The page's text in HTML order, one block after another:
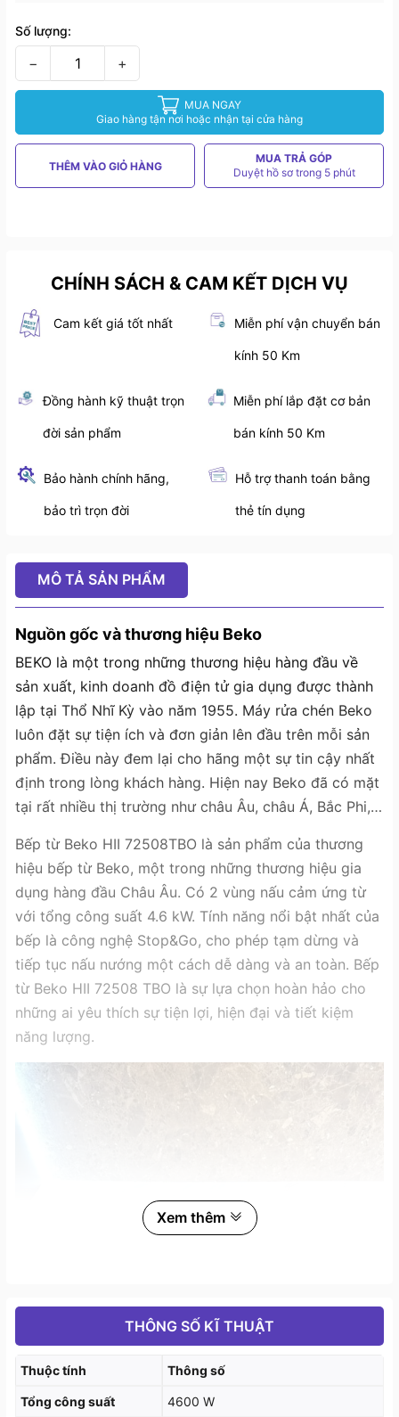
Số lượng:
− +
MUA NGAY
Giao hàng tận nơi hoặc nhận tại cửa hàng
THÊM VÀO GIỎ HÀNG
MUA TRẢ GÓP
Duyệt hồ sơ trong 5 phút
CHÍNH SÁCH & CAM KẾT DỊCH VỤ
Cam kết giá tốt nhất Miễn phí vận chuyển bán
kính 50 Km
Đồng hành kỹ thuật trọn
đời sản phẩm
Miễn phí lắp đặt cơ bản
bán kính 50 Km
Bảo hành chính hãng,
bảo trì trọn đời
Hỗ trợ thanh toán bằng
thẻ tín dụng
MÔ TẢ SẢN PHẨM
Nguồn gốc và thương hiệu Beko
BEKO là một trong những thương hiệu hàng đầu về
sản xuất, kinh doanh đồ điện tử gia dụng được thành
lập tại Thổ Nhĩ Kỳ vào năm 1955. Máy rửa chén Beko
luôn đặt sự tiện ích và đơn giản lên đầu trên mỗi sản
phẩm. Điều này đem lại cho hãng một sự tin cậy nhất
định trong lòng khách hàng. Hiện nay Beko đã có mặt
tại rất nhiều thị trường như châu Âu, châu Á, Bắc Phi,…
Bếp từ Beko HII 72508TBO là sản phẩm của thương
hiệu bếp từ Beko, một trong những thương hiệu gia
dụng hàng đầu Châu Âu. Có 2 vùng nấu cảm ứng từ
với tổng công suất 4.6 kW. Tính năng nổi bật nhất của
bếp là công nghệ Stop&Go, cho phép tạm dừng và
tiếp tục nấu nướng một cách dễ dàng và an toàn. Bếp
từ Beko HII 72508 TBO là sự lựa chọn hoàn hảo cho
những ai yêu thích sự tiện lợi, hiện đại và tiết kiệm
năng lượng.
Xem thêm
THÔNG SỐ KĨ THUẬT
Thuộc tính Thông số
Tổng công suất 4600 W